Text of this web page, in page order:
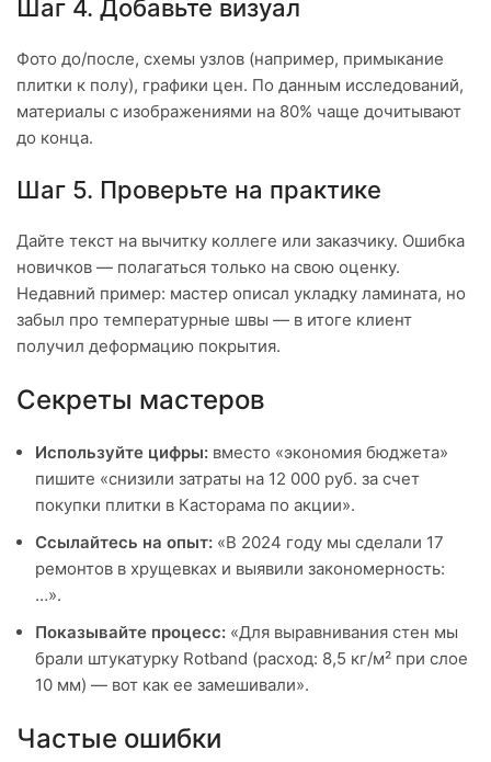
Шаг 4. Добавьте визуал
Фото до/после, схемы узлов (например, примыкание
плитки к полу), графики цен. По данным исследований,
материалы с изображениями на 80% чаще дочитывают
до конца.
Шаг 5. Проверьте на практике
Дайте текст на вычитку коллеге или заказчику. Ошибка
новичков — полагаться только на свою оценку.
Недавний пример: мастер описал укладку ламината, но
забыл про температурные швы — в итоге клиент
получил деформацию покрытия.
Секреты мастеров
Используйте цифры: вместо «экономия бюджета»
пишите «снизили затраты на 12 000 руб. за счет
покупки плитки в Касторама по акции».
Ссылайтесь на опыт: «В 2024 году мы сделали 17
ремонтов в хрущевках и выявили закономерность:
…».
Показывайте процесс: «Для выравнивания стен мы
брали штукатурку Rotband (расход: 8,5 кг/м² при слое
10 мм) — вот как ее замешивали».
Частые ошибки